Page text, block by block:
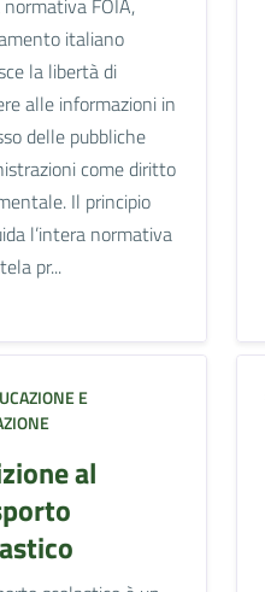
normativa FOIA,
italiano
la libertà di
alle informazioni in
delle pubbliche
come diritto
Il principio
l’intera normativa
pr...
E
al